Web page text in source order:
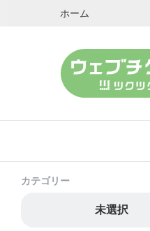
ホーム
カテゴリー
未選択